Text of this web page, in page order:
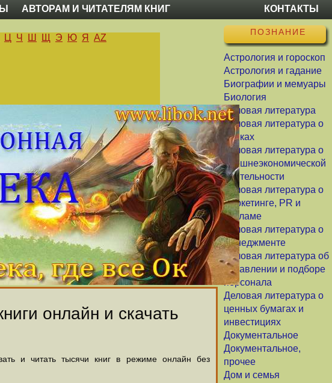
АВТОРАМ И ЧИТАТЕЛЯМ КНИГ КОНТАКТЫ
ПОЗНАНИЕ
Астрология и гороскоп
Астрология и гадание
Биографии и мемуары
Биология
Деловая литература
Деловая литература о
банках
Деловая литература о
внешнеэкономической
деятельности
Деловая литература о
маркетинге, PR и
рекламе
Деловая литература о
менеджменте
Деловая литература об
управлении и подборе
персонала
Деловая литература о
ценных бумагах и
инвестициях
Документальное
Документальное,
прочее
Дом и семья
Ц Ч Ш Щ Э Ю Я AZ
онлайн и скачать
и читать тысячи книг в режиме онлайн без